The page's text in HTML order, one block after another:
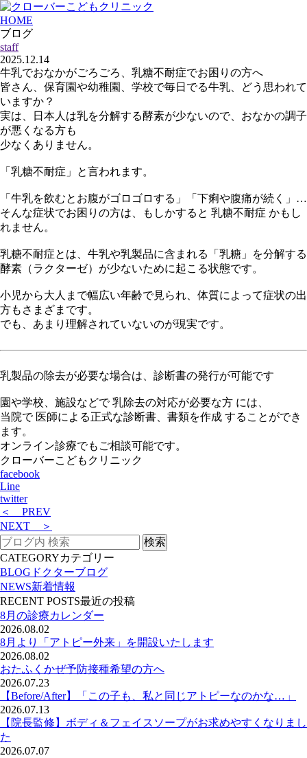
HOME
ブログ
staff
2025.12.14
牛乳でおなかがごろごろ、乳糖不耐症でお困りの方へ
皆さん、保育園や幼稚園、学校で毎日でる牛乳、どう思われて
いますか？
実は、日本人は乳を分解する酵素が少ないので、おなかの調子
が悪くなる方も
少なくありません。
「乳糖不耐症」と言われます。
「牛乳を飲むとお腹がゴロゴロする」「下痢や腹痛が続く」…
そんな症状でお困りの方は、もしかすると 乳糖不耐症 かもし
れません。
乳糖不耐症とは、牛乳や乳製品に含まれる「乳糖」を分解する
酵素（ラクターゼ）が少ないために起こる状態です。
小児から大人まで幅広い年齢で見られ、体質によって症状の出
方もさまざまです。
でも、あまり理解されていないのが現実です。
乳製品の除去が必要な場合は、診断書の発行が可能です
園や学校、施設などで乳除去の対応が必要な方 には、
当院で 医師による正式な診断書、書類を作成 することができ
ます。
オンライン診療でもご相談可能です。
クローバーこどもクリニック
facebook
Line
twitter
＜ PREV
NEXT ＞
CATEGORYカテゴリー
BLOG ドクターブログ
NEWS新着情報
RECENT POSTS最近の投稿
8月の診療カレンダー
2026.08.02
8月より「アトピー外来」を開設いたします
2026.08.02
おたふくかぜ予防接種希望の方へ
2026.07.23
【Before/After】「この子も、私と同じアトピーなのかな…」
2026.07.13
【院長監修】ボディ＆フェイスソープがお求めやすくなりまし
た
2026.07.07